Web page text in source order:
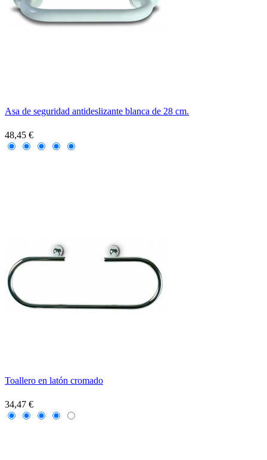
Asa de seguridad antideslizante blanca de 28 cm.
48,45 €
Toallero en latón cromado
34,47 €